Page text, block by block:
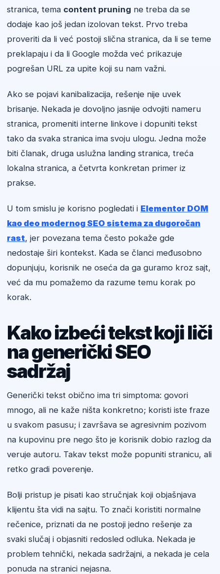
stranica, tema content pruning ne treba da se
dodaje kao još jedan izolovan tekst. Prvo treba
proveriti da li već postoji slična stranica, da li se teme
preklapaju i da li Google možda već prikazuje
pogrešan URL za upite koji su nam važni.
Ako se pojavi kanibalizacija, rešenje nije uvek
brisanje. Nekada je dovoljno jasnije odvojiti nameru
stranica, promeniti interne linkove i dopuniti tekst
tako da svaka stranica ima svoju ulogu. Jedna može
biti članak, druga uslužna landing stranica, treća
lokalna stranica, a četvrta konkretan primer iz
prakse.
U tom smislu je korisno pogledati i Elementor DOM
kao deo modernog SEO sistema za dugoročan
rast, jer povezana tema često pokaže gde
nedostaje širi kontekst. Kada se članci međusobno
dopunjuju, korisnik ne oseća da ga guramo kroz sajt,
već da mu pomažemo da razume temu korak po
korak.
Kako izbeći tekst koji liči
na generički SEO
sadržaj
Generički tekst obično ima tri simptoma: govori
mnogo, ali ne kaže ništa konkretno; koristi iste fraze
u svakom pasusu; i završava se agresivnim pozivom
na kupovinu pre nego što je korisnik dobio razlog da
veruje autoru. Takav tekst može popuniti stranicu, ali
retko gradi poverenje.
Bolji pristup je pisati kao stručnjak koji objašnjava
klijentu šta vidi na sajtu. To znači koristiti normalne
rečenice, priznati da ne postoji jedno rešenje za
svaki slučaj i objasniti redosled odluka. Nekada je
problem tehnički, nekada sadržajni, a nekada je cela
ponuda na stranici nejasna.